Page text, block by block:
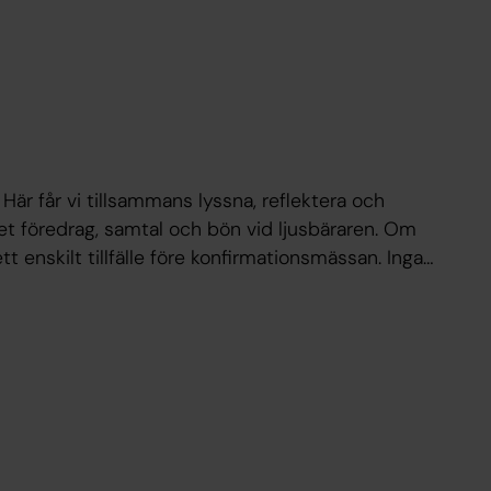
får vi tillsammans lyssna, reflektera och
föredrag, samtal och bön vid ljusbäraren. Om
enskilt tillfälle före konfirmationsmässan. Inga